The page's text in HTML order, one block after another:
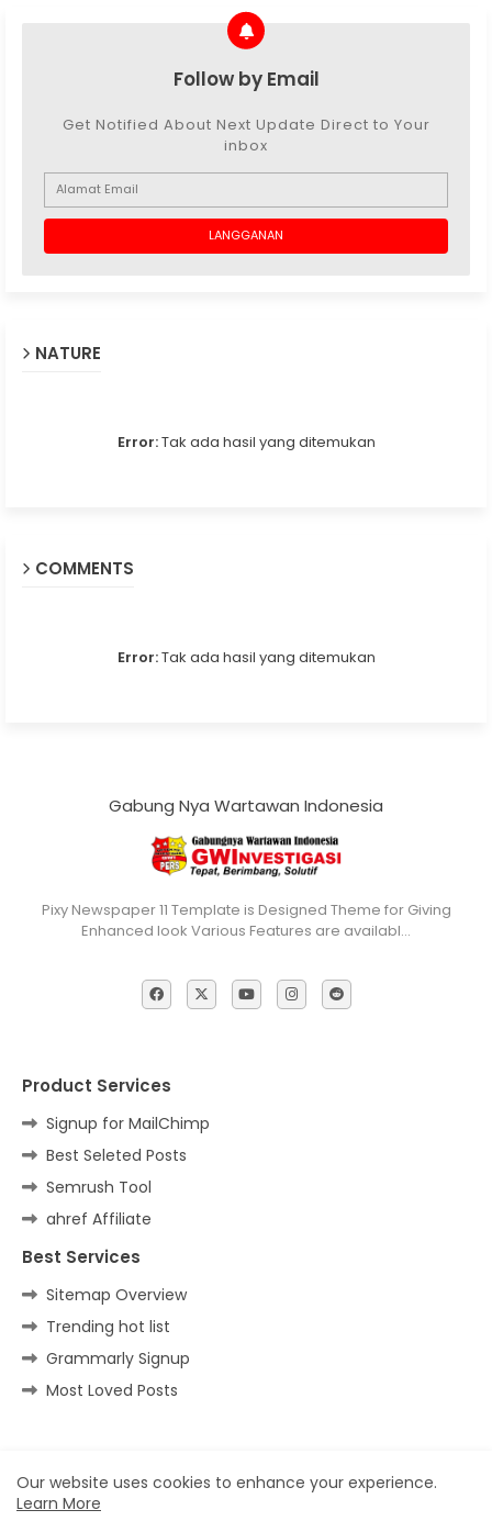
Follow by Email
Get Notified About Next Update Direct to Your
inbox
NATURE
Error:Tak ada hasil yang ditemukan
COMMENTS
Error:Tak ada hasil yang ditemukan
Gabung Nya Wartawan Indonesia
Pixy Newspaper 11 Template is Designed Theme for Giving
Enhanced look Various Features are availabl…
Product Services
Signup for MailChimp
Best Seleted Posts
Semrush Tool
ahref Affiliate
Best Services
Sitemap Overview
Trending hot list
Grammarly Signup
Most Loved Posts
Home Contact us Privacy Policy
Our website uses cookies to enhance your experience.
Learn More